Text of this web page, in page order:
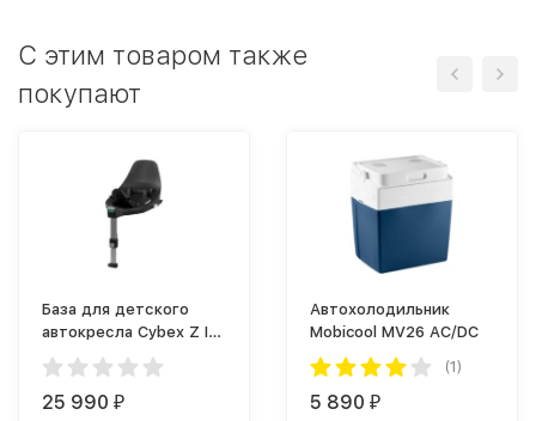
С этим товаром также
покупают
База для детского
автокресла Cybex Z I
size
25 990 ₽
Автохолодильник
Mobicool MV26 AC/DC
(1)
5 890 ₽